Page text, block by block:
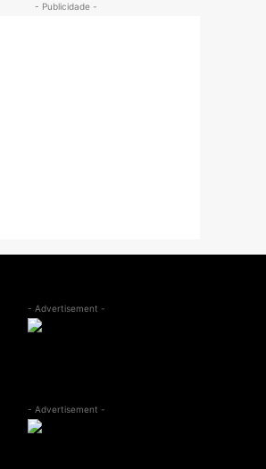
- Publicidade -
- Advertisement -
- Advertisement -